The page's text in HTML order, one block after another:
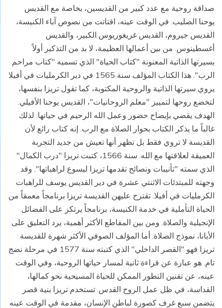
صداقة روحية مع عدد كبير من القديسين، بخاصة مع القديس
يوحنا الصليب. في الوقت عينه، اقتاتت من نصوص آباء الكنيسة،
القديس جيروم، القديس غريغوريوس الكبير، والقديس
أغسطينوس. من بين أعمالها العظيمة، لا بد من التذكير أولاً
بسيرتها الذاتية المعنونة "كتاب الحياة" الذي تسميه "كتاب مراحم
الرب". هذا الكتاب المؤلف سنة 1565 في دير الكرمليات في أفيلا
يروي سيرتها الذاتية والروحية المكتوبة، كما تقول تريزا بنفسها،
لتخضع روحها لتمييز "معلم الروحانيات"، القديس يوحنا الأفيلي.
الهدف يقضي بإيضاح حضور وعمل الله الرحيم في حياتها: لذلك
غالباً ما يذكر الكتاب بحوار الصلاة مع الرب. إنه كتاب رائع لأن
القديسة لا تروي فقط بل تظهر أنها تعيش من جديد التجربة
العميقة لعلاقتها مع الله. سنة 1566، كتبت تريزا "درب الكمال"
الذي سمته "تأنيبات ونصائح تقدمها تريزا ليسوع لراهباتها". وقد
وجهته للمبتدئات الاثنتي عشرة في دير القديس يوسف للراهبات
الكرمليات في أفيلا. تقترح عليهن القديسة تريزا برنامجاً معمقاً من
الحياة التأملية في خدمة الكنيسة، برنامجاً يرتكز على الفضائل
الإنجيلية والصلاة. ومن بين المقاطع الأكثر أهمية، يرد التعليق على
الأبانا، نموذج الصلاة. أما المؤلف الصوفي الأكثر شهرة للقديسة
تريزا فهو "القصر الداخلي" الذي كتبته سنة 1577 في مرحلة نضج
تام. هو عبارة عن قراءة ثانية لمسار حياتها الروحية، وفي الوقت
عينه، عن تقنين التطور الممكن للحياة المسيحية نحو كمالها،
القداسة، في ظل عمل الروح القدس. تستخدم تريزا بنية قصر
يتضمن سبع غرف كصورة لباطن الإنسان، مقدمة في الوقت عينه